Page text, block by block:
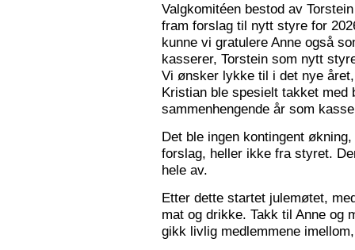
Valgkomitéen bestod av
fram forslag til nytt styre for
kunne vi gratulere Anne også
kasserer, Torstein som nytt
Vi ønsker lykke til i det nye
Kristian ble spesielt takket med
sammenhengende år som
Det ble ingen kontingent
forslag, heller ikke fra styret.
hele av.
Etter dette startet julemøtet,
mat og drikke. Takk til Anne og
gikk livlig medlemmene